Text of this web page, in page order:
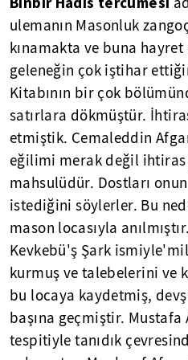
ulemanın Masonluk
kınamakta ve buna
geleneğin çok iştihar
Kitabının bir çok
satırlara dökmüştür.
etmiştik. Cemaleddin
eğilimi merak değil
mahsulüdür. Dostları
istediğini söylerler. Bu
mason locasıyla
Kevkebü'ş Şark
kurmuş ve talebelerini ve
bu locaya kaydetmiş,
başına geçmiştir.
tespitiyle tanıdık